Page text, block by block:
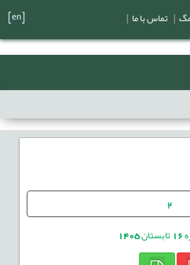
16تابستان1405
تماس با ما